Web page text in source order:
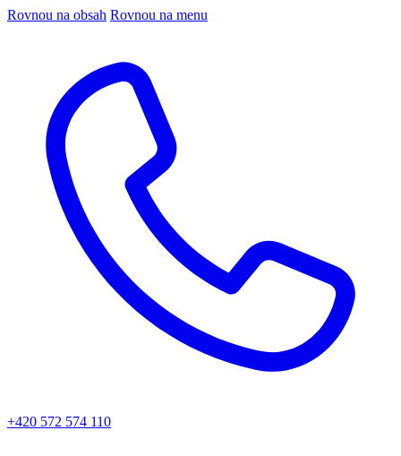
Rovnou na obsah Rovnou na menu
+420 572 574 110